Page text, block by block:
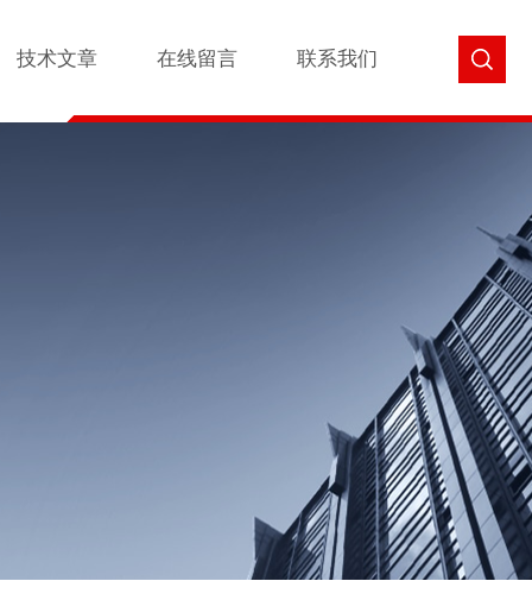
技术文章 在线留言 联系我们